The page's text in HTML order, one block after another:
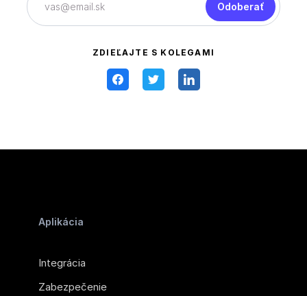
Odoberať
ZDIEĽAJTE S KOLEGAMI
Aplikácia
Integrácia
Zabezpečenie